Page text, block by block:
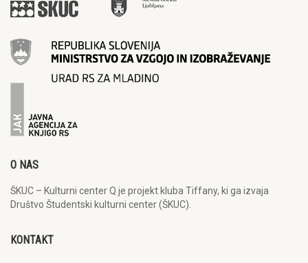
O NAS
ŠKUC – Kulturni center Q je projekt kluba Tiffany, ki ga izvaja
Društvo Študentski kulturni center (ŠKUC).
KONTAKT